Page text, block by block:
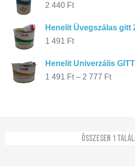
2 440 Ft
Henelit Üvegszálas gitt
1 491 Ft
Henelit Univerzális
1 491 Ft – 2 777 Ft
Összesen 1